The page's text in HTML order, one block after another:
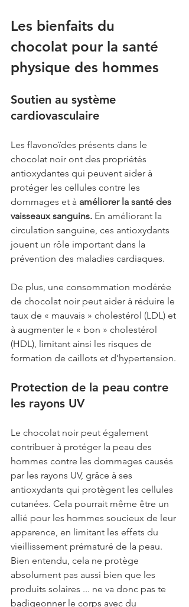
Les bienfaits du
chocolat pour la santé
physique des hommes
Soutien au système
cardiovasculaire
Les flavonoïdes présents dans le
chocolat noir ont des propriétés
antioxydantes qui peuvent aider à
protéger les cellules contre les
dommages et à améliorer la santé des
vaisseaux sanguins. En améliorant la
circulation sanguine, ces antioxydants
jouent un rôle important dans la
prévention des maladies cardiaques.
De plus, une consommation modérée
de chocolat noir peut aider à réduire le
taux de « mauvais » cholestérol (LDL) et
à augmenter le « bon » cholestérol
(HDL), limitant ainsi les risques de
formation de caillots et d’hypertension.
Protection de la peau contre
les rayons UV
Le chocolat noir peut également
contribuer à protéger la peau des
hommes contre les dommages causés
par les rayons UV, grâce à ses
antioxydants qui protègent les cellules
cutanées. Cela pourrait même être un
allié pour les hommes soucieux de leur
apparence, en limitant les effets du
vieillissement prématuré de la peau.
Bien entendu, cela ne protège
absolument pas aussi bien que les
produits solaires ... ne va donc pas te
badigeonner le corps avec du